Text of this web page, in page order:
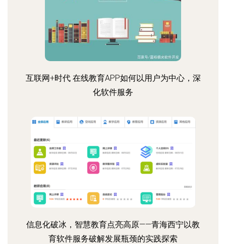
互联网+时代 在线教育APP如何以用户为中心，深
化软件服务
信息化破冰，智慧教育点亮高原——青海西宁以教
育软件服务破解发展瓶颈的实践探索